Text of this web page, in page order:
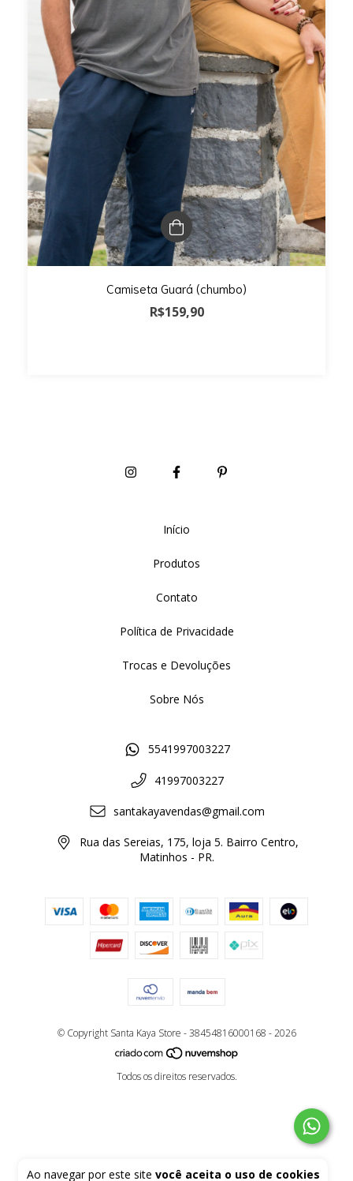
Ao navegar por este site você aceita o uso de cookies
Camiseta Guará (chumbo)
R$159,90
Início
Produtos
Contato
Política de Privacidade
Trocas e Devoluções
Sobre Nós
5541997003227
41997003227
santakayavendas@gmail.com
Rua das Sereias, 175, loja 5. Bairro Centro,
Matinhos - PR.
© Copyright Santa Kaya Store - 38454816000168 - 2026
Todos os direitos reservados.